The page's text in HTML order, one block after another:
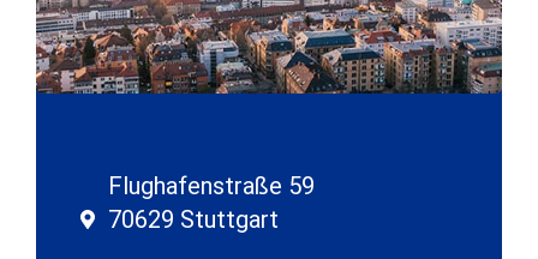
Flughafenstraße 59
70629 Stuttgart